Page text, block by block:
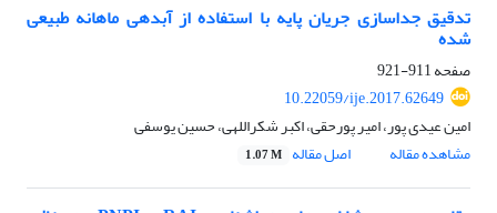
تدقیق جداسازی جریان پایه با استفاده از آبدهی ماهانه طبیعی
شده
صفحه911-921
10.22059/ije.2017.62649
امین عیدی پور، امیر پورحقی، اکبر شکراللهی، حسین یوسفی
مشاهده مقاله
اصل مقاله 1.07 M